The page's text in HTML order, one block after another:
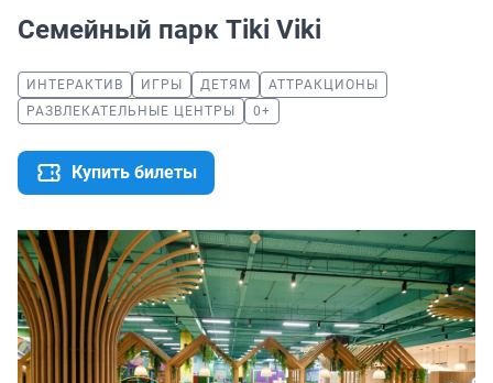
Семейный парк Tiki Viki
ИНТЕРАКТИВ ИГРЫ ДЕТЯМ
АТТРАКЦИОНЫ
РАЗВЛЕКАТЕЛЬНЫЕ ЦЕНТРЫ
0+
Купить билеты